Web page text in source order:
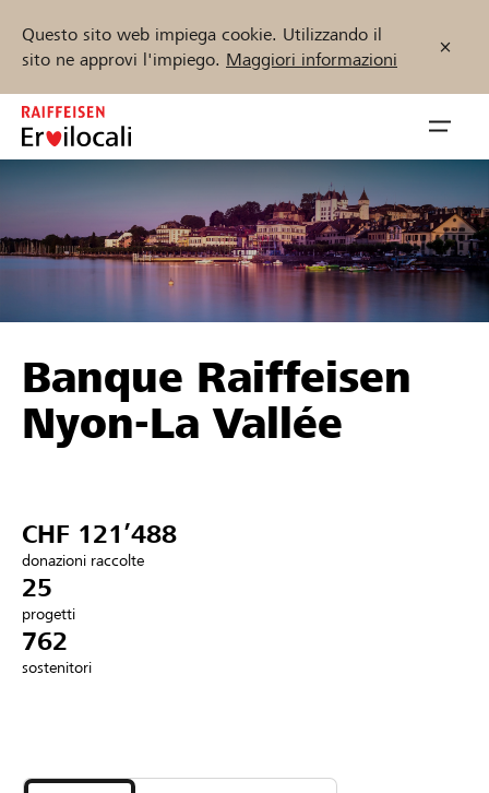
Questo sito web impiega cookie. Utilizzando il
sito ne approvi l'impiego. Maggiori informazioni
Zum
Inhalt
springen
öffnen
Sostenere
Aiuto & supporto
Collegarsi
Trova progetti e organizzazioni
Inizia ora
DE FR IT
Banque Raiffeisen
Nyon-La Vallée
CHF 121’488
donazioni raccolte
25
progetti
762
sostenitori
i